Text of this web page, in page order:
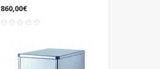
860,00€